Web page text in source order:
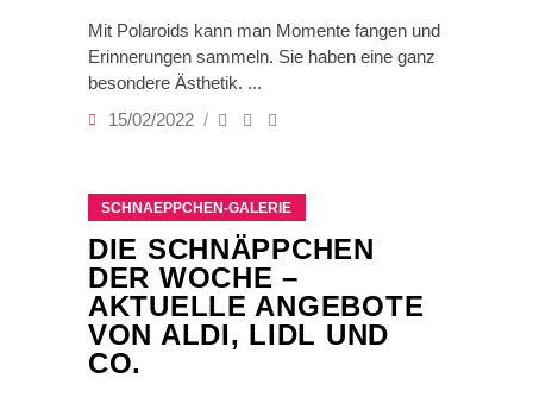
Mit Polaroids kann man Momente fangen und
Erinnerungen sammeln. Sie haben eine ganz
besondere Ästhetik.
15/02/2022
SCHNAEPPCHEN-GALERIE
DIE SCHNÄPPCHEN
DER WOCHE –
AKTUELLE ANGEBOTE
VON ALDI, LIDL UND
CO.